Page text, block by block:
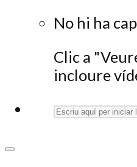
No hi ha
Clic a
incloure